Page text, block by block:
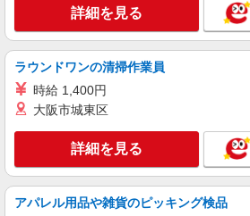
派遣社員
株式会社シエロ
スマホ携帯販売【ソフ
時給1400円〜1450
万円支給(規定有) お友達を紹介頂くと, インセンテ
ィブ支給(規定有) ★月2回払い・週払い可能（規程
有）★ ゜・。○。・゜+
佐賀県佐賀市の家電
キープ
紹介予定派遣
詳細を見る
ラウンドワンの清掃作業員
時給 1,400円
大阪市城東区
詳細を見る
アパレル用品や雑貨のピッキング検品